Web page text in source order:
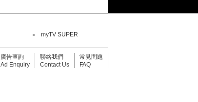
何紫慧
陳康健
myTV SUPER
廣告查詢
Ad Enquiry
聯絡我們
Contact Us
常見問題
FAQ